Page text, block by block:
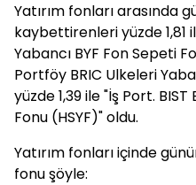
Yatırım fonları arasında
kaybettirenleri yüzde 1,81
Yabancı BYF Fon Sepeti
Portföy BRIC Ulkeleri
yüzde 1,39 ile "İş Port.
Fonu (HSYF)" oldu.
Yatırım fonları içinde
fonu şöyle: